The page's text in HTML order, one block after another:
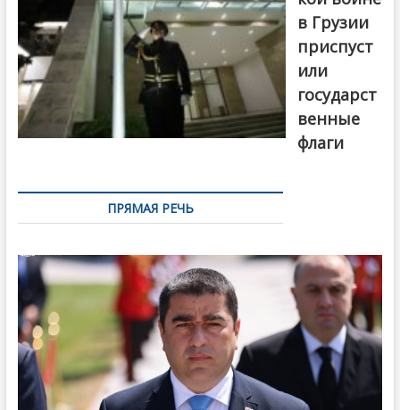
в Грузии
приспуст
или
государст
венные
флаги
ПРЯМАЯ РЕЧЬ